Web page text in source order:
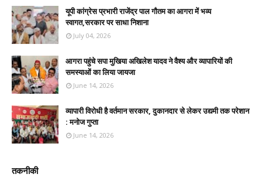
यूपी कांग्रेस प्रभारी राजेंद्र पाल गौतम का आगरा में भव्य
स्वागत,सरकार पर साधा निशाना
July 04, 2026
आगरा पहुंचे सपा मुखिया अखिलेश यादव ने वैश्य और व्यापारियों की
समस्याओं का लिया जायजा
June 14, 2026
व्यापारी विरोधी है वर्तमान सरकार, दुकानदार से लेकर उद्यमी तक परेशान
: मनोज गुप्ता
June 14, 2026
तकनीकी